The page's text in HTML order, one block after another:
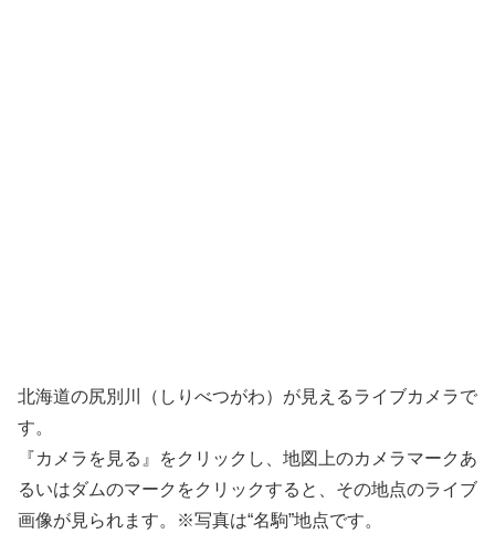
北海道の尻別川（しりべつがわ）が見えるライブカメラで
す。
『カメラを見る』をクリックし、地図上のカメラマークあ
るいはダムのマークをクリックすると、その地点のライブ
画像が見られます。※写真は“名駒”地点です。